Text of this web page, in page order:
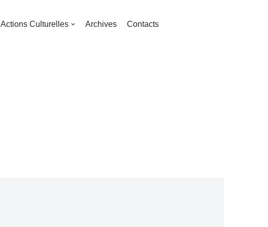
Actions Culturelles Archives
Contacts